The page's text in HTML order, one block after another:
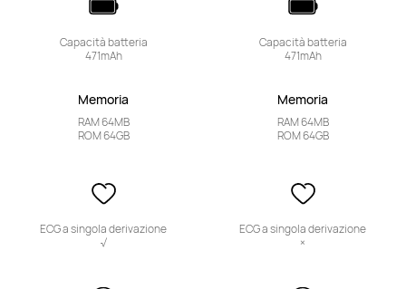
Capacità batteria
471mAh
Memoria
RAM 64MB
ROM 64GB
ECG a singola derivazione
√
Capacità batteria
471mAh
Memoria
RAM 64MB
ROM 64GB
ECG a singola derivazione
×